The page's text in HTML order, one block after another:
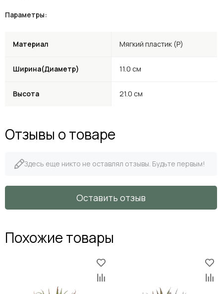
Параметры:
Материал Мягкий пластик (P)
Ширина(Диаметр) 11.0 см
Высота 21.0 см
Отзывы о товаре
Здесь еще никто не оставлял отзывы. Будьте первым!
Оставить отзыв
Похожие товары